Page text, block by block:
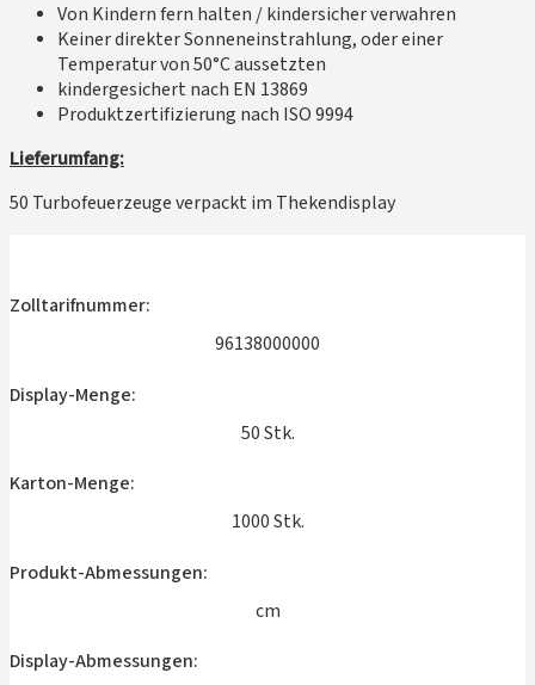
Von Kindern fern halten / kindersicher verwahren
Keiner direkter Sonneneinstrahlung, oder einer
Temperatur von 50°C aussetzten
kindergesichert nach EN 13869
Produktzertifizierung nach ISO 9994
Lieferumfang:
50 Turbofeuerzeuge verpackt im Thekendisplay
Zolltarifnummer:
96138000000
Display-Menge:
50 Stk.
Karton-Menge:
1000 Stk.
Produkt-Abmessungen:
cm
Display-Abmessungen: